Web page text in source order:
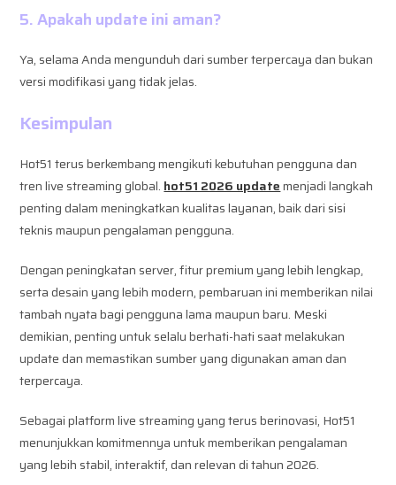
5. Apakah update ini aman?
Ya, selama Anda mengunduh dari sumber terpercaya dan bukan
versi modifikasi yang tidak jelas.
Kesimpulan
Hot51 terus berkembang mengikuti kebutuhan pengguna dan
tren live streaming global. hot51 2026 updatemenjadi langkah
penting dalam meningkatkan kualitas layanan, baik dari sisi
teknis maupun pengalaman pengguna.
Dengan peningkatan server, fitur premium yang lebih lengkap,
serta desain yang lebih modern, pembaruan ini memberikan nilai
tambah nyata bagi pengguna lama maupun baru. Meski
demikian, penting untuk selalu berhati-hati saat melakukan
update dan memastikan sumber yang digunakan aman dan
terpercaya.
Sebagai platform live streaming yang terus berinovasi, Hot51
menunjukkan komitmennya untuk memberikan pengalaman
yang lebih stabil, interaktif, dan relevan di tahun 2026.